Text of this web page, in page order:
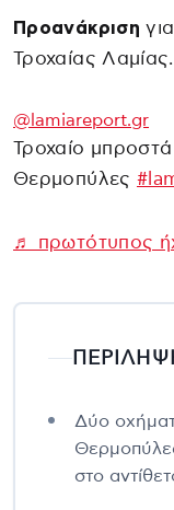
Προανάκριση
Τροχαίας Λαμίας.
@lamiareport.gr
Τροχαίο
Θερμοπύλες
♬ πρωτότυπος
Δύο
στο